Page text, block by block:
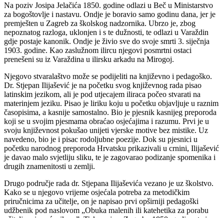
Na poziv Josipa Jelačića 1850. godine odlazi u Beč u Ministarstvo
za bogoštovlje i nastavu. Ondje je boravio samo godinu dana, jer je
premješten u Zagreb za školskog nadzornika. Ubrzo je, zbog
nepoznatog razloga, uklonjen i s te dužnosti, te odlazi u Varaždin
gdje postaje kanonik. Ondje je živio sve do svoje smrti 3. siječnja
1903. godine. Kao zaslužnom ilircu njegovi posmrtni ostaci
prenešeni su iz Varaždina u ilirsku arkadu na Mirogoj.
Njegovo stvaralaštvo može se podijeliti na književno i pedagoško.
Dr. Stjepan Ilijašević je na početku svog književnog rada pisao
latinskim jezikom, ali je pod utjecajem iliraca počeo stvarati na
materinjem jeziku. Pisao je liriku koju u početku objavljuje u raznim
časopisima, a kasnije samostalno. Bio je pjesnik kasnijeg preporoda
koji se u svojim pjesmama obraćao osjećajima i razumu. Prvi je u
svoju književnost pokušao unijeti vjerske motive bez mistike. Uz
navedeno, bio je i pisac rodoljubne poezije. Dok su pjesnici u
početku narodnog preporoda Hrvatsku prikazivali u crnini, Ilijašević
je davao malo svjetliju sliku, te je zagovarao podizanje spomenika i
drugih znamenitosti u zemlji.
Drugo područje rada dr. Stjepana Ilijaševića vezano je uz školstvo.
Kako se u njegovo vrijeme osjećala potreba za metodičkim
priručnicima za učitelje, on je napisao prvi opširniji pedagoški
udžbenik pod naslovom „Obuka malenih ili katehetika za porabu